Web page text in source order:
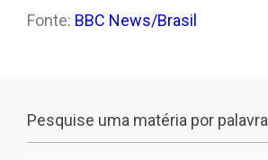
Fonte: BBC News/Brasil
Pesquise uma matéria por palavra